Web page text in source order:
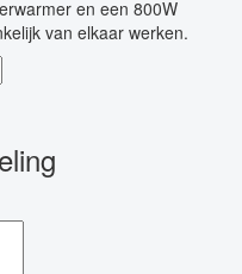
en een 800W
van elkaar werken.